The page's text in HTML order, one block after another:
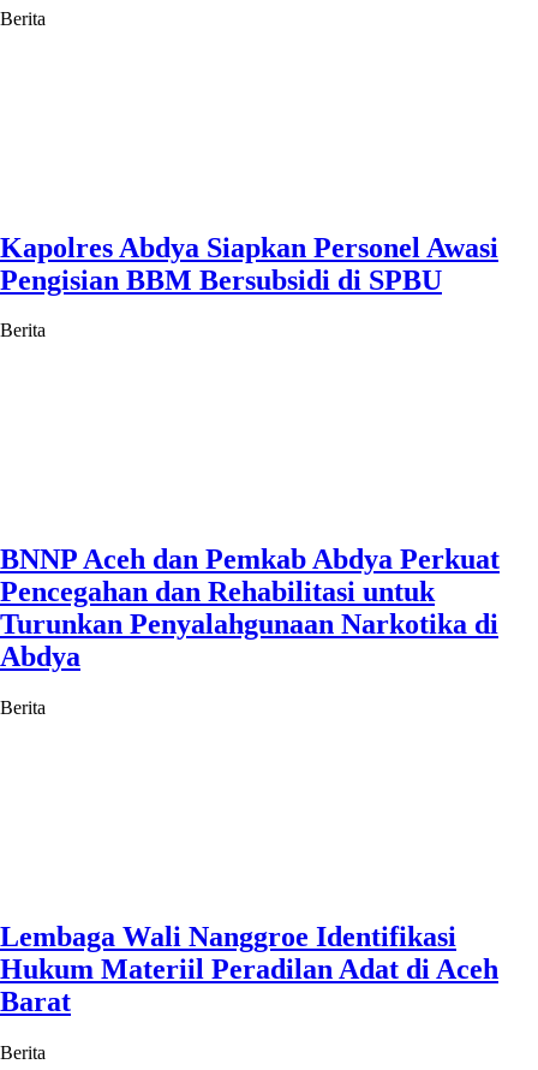
Berita
Kapolres Abdya Siapkan Personel Awasi
Pengisian BBM Bersubsidi di SPBU
Berita
BNNP Aceh dan Pemkab Abdya Perkuat
Pencegahan dan Rehabilitasi untuk
Turunkan Penyalahgunaan Narkotika di
Abdya
Berita
Lembaga Wali Nanggroe Identifikasi
Hukum Materiil Peradilan Adat di Aceh
Barat
Berita